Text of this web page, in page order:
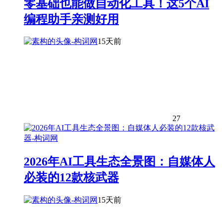
零基础也能做自动化工具！这5个AI
编程助手亲测好用
15天前
27
2026年AI工具生态全景图：自媒体人
必装的12款核武器
15天前